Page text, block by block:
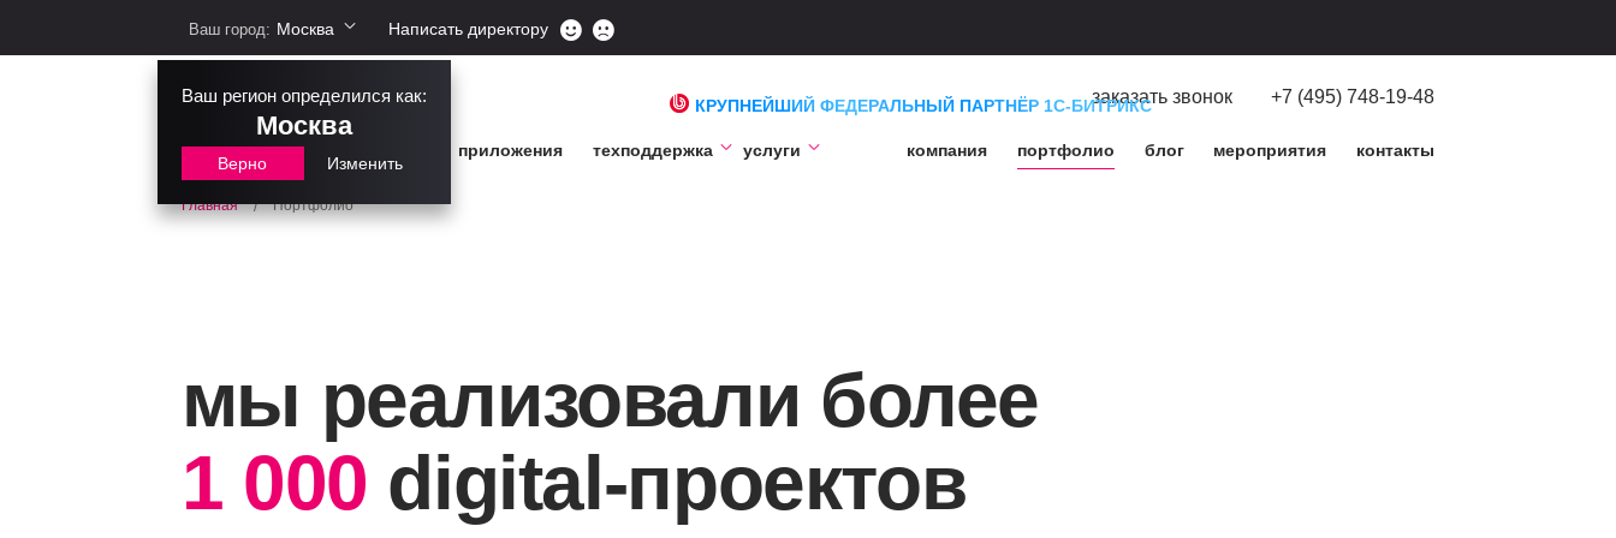
Ваш город: Москва
Ваш регион определился как:
Москва
Верно Изменить
Написать директору
КРУПНЕЙШИЙ ФЕДЕРАЛЬНЫЙ ПАРТНЁР 1С-БИТРИКСзаказать звонок +7 (495) 748-19-48
сайты интернет-магазины приложения техподдержка услуги компания портфолио блог мероприятия контакты
Главная / Портфолио
мы реализовали более
1 000 digital-проектов